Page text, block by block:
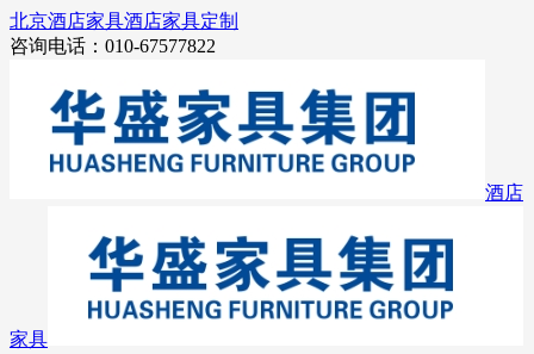
北京酒店家具酒店家具定制
咨询电话：010-67577822
酒店
家具